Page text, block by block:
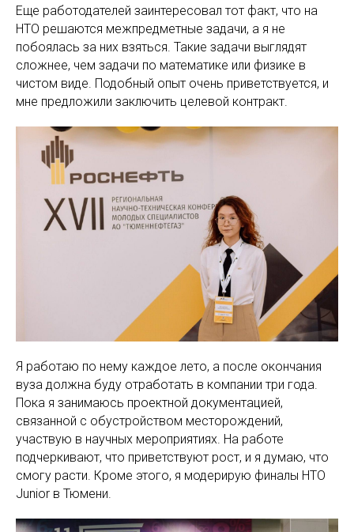
Еще работодателей заинтересовал тот факт, что на
НТО решаются межпредметные задачи, а я не
побоялась за них взяться. Такие задачи выглядят
сложнее, чем задачи по математике или физике в
чистом виде. Подобный опыт очень приветствуется, и
мне предложили заключить целевой контракт.
Я работаю по нему каждое лето, а после окончания
вуза должна буду отработать в компании три года.
Пока я занимаюсь проектной документацией,
связанной с обустройством месторождений,
участвую в научных мероприятиях. На работе
подчеркивают, что приветствуют рост, и я думаю, что
смогу расти. Кроме этого, я модерирую финалы НТО
Junior в Тюмени.